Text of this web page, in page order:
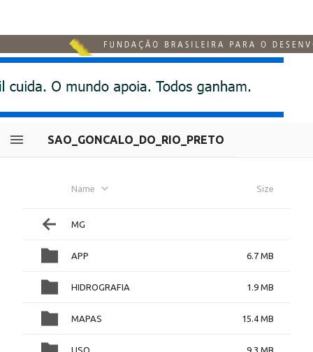
SAO_GONCALO_DO_RIO_PRETO
Name Size
MG
APP 6.7 MB
HIDROGRAFIA 1.9 MB
MAPAS 15.4 MB
USO 9.3 MB